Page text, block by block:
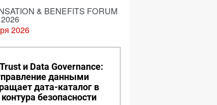
& BENEFITS FORUM
2026
и Data Governance:
данными
дата-каталог в
безопасности